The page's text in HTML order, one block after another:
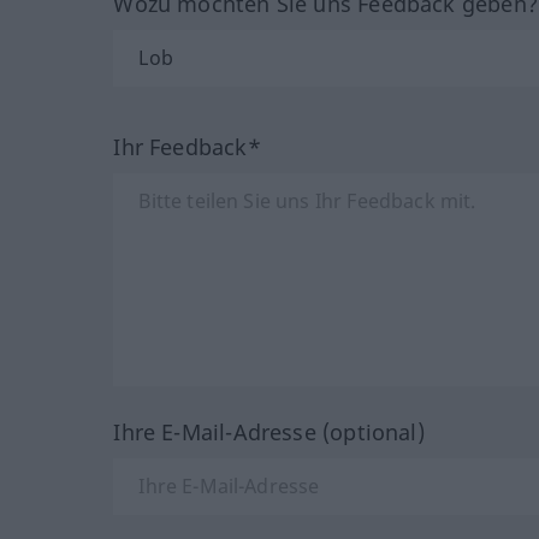
Ihr Feedback*
Ihre E-Mail-Adresse (optional)